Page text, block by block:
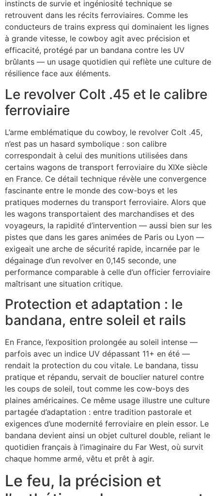
instincts de survie et ingéniosité technique se
retrouvent dans les récits ferroviaires. Comme les
conducteurs de trains express qui dominaient les lignes
à grande vitesse, le cowboy agit avec précision et
efficacité, protégé par un bandana contre les UV
brûlants — un usage quotidien qui reflète une culture de
résilience face aux éléments.
Le revolver Colt .45 et le calibre
ferroviaire
L’arme emblématique du cowboy, le revolver Colt .45,
n’est pas un hasard symbolique : son calibre
correspondait à celui des munitions utilisées dans
certains wagons de transport ferroviaire du XIXe siècle
en France. Ce détail technique révèle une convergence
fascinante entre le monde des cow-boys et les
pratiques modernes du transport ferroviaire. Alors que
les wagons transportaient des marchandises et des
voyageurs, la rapidité d’intervention — aussi bien sur les
pistes que dans les gares animées de Paris ou Lyon —
exigeait une arche de sécurité rapide, incarnée par le
dégainage d’un revolver en 0,145 seconde, une
performance comparable à celle d’un officier ferroviaire
maîtrisant une situation critique.
Protection et adaptation : le
bandana, entre soleil et rails
En France, l’exposition prolongée au soleil intense —
parfois avec un indice UV dépassant 11+ en été —
rendait la protection du cou vitale. Le bandana, tissu
pratique et répandu, servait de bouclier naturel contre
les coups de soleil, tout comme les cow-boys des
plaines américaines. Ce même usage illustre une culture
partagée d’adaptation : entre tradition pastorale et
exigences d’une modernité ferroviaire en plein essor. Le
bandana devient ainsi un objet culturel double, reliant le
quotidien français à l’imaginaire du Far West, où survit
chaque homme armé, vêtu et prêt à agir.
Le feu, la précision et